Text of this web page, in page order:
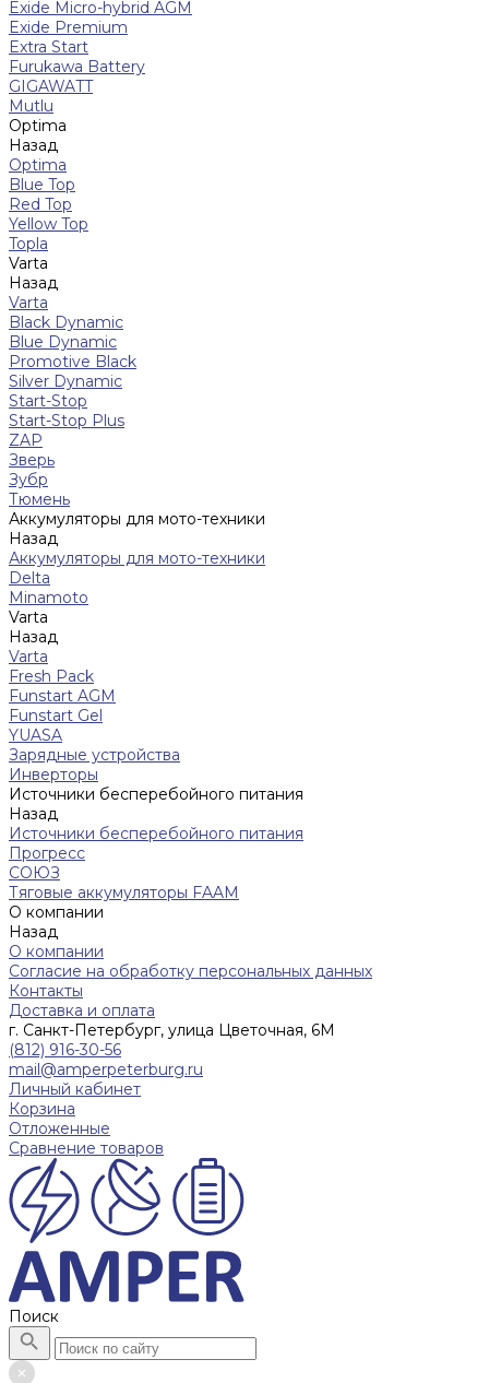
Exide Micro-hybrid AGM
Exide Premium
Extra Start
Furukawa Battery
GIGAWATT
Mutlu
Optima
Назад
Optima
Blue Top
Red Top
Yellow Top
Topla
Varta
Назад
Varta
Black Dynamic
Blue Dynamic
Promotive Black
Silver Dynamic
Start-Stop
Start-Stop Plus
ZAP
Зверь
Зубр
Тюмень
Аккумуляторы для мото-техники
Назад
Аккумуляторы для мото-техники
Delta
Minamoto
Varta
Назад
Varta
Fresh Pack
Funstart AGM
Funstart Gel
YUASA
Зарядные устройства
Инверторы
Источники бесперебойного питания
Назад
Источники бесперебойного питания
Прогресс
СОЮЗ
Тяговые аккумуляторы FAAM
О компании
Назад
О компании
Согласие на обработку персональных данных
Контакты
Доставка и оплата
г. Санкт-Петербург, улица Цветочная, 6М
(812) 916-30-56
mail@amperpeterburg.ru
Личный кабинет
Корзина
Отложенные
Сравнение товаров
Поиск